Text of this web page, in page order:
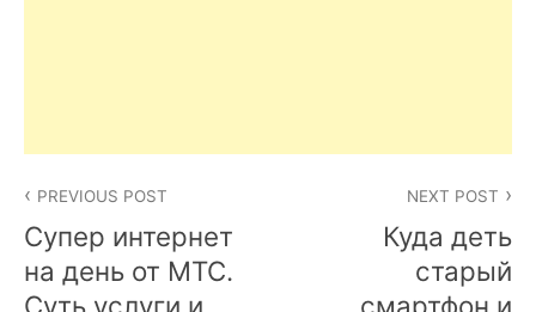
navigation
PREVIOUS POST
Супер интернет
на день от МТС.
Суть услуги и
NEXT POST
Куда деть
старый
смартфон и